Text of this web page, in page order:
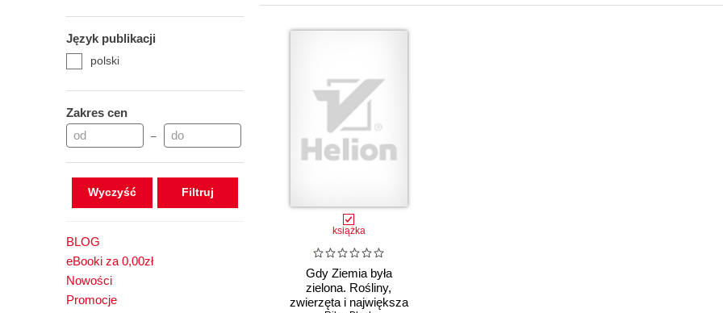
Język publikacji
polski
Zakres cen
–
Wyczyść
BLOG
eBooki za 0,00zł
Nowości
Promocje
książka
Gdy Ziemia była
zielona. Rośliny,
zwierzęta i największa